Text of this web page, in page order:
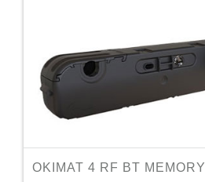
OKIMAT 4 RF BT MEMORY